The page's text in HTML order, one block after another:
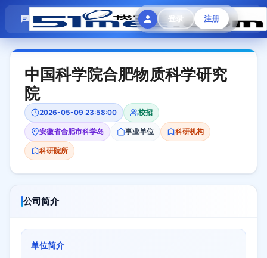
登录 注册
模拟面试 题目大全 招聘中心 会员专区
中国科学院合肥物质科学研究
院
2026-05-09 23:58:00 校招
安徽省合肥市科学岛 事业单位 科研机构
科研院所
公司简介
单位简介